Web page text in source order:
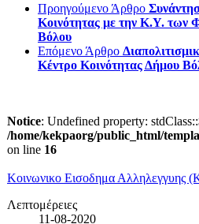
Προηγούμενο Άρθρο
Κοινότητας με την Κ.Υ. των
Βόλου
Επόμενο Άρθρο
Κέντρο Κοινότητας Δήμου
Notice: Undefined property:
/home/kekpaorg/public_html/
on line 16
Κοινωνικο Εισοδημα Αλληλεγγυης
Λεπτομέρειες
11-08-2020